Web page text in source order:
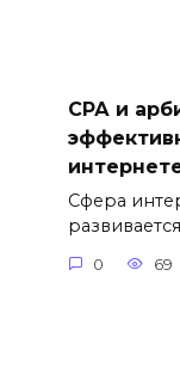
СРА и
Сфера
0 69